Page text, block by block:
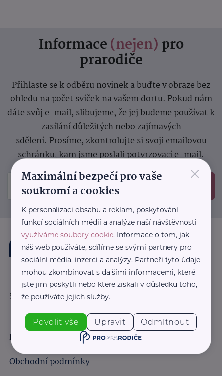
Informace (nejen) pro
prarodiče
Přihlaste se k odběru novinek a buďte v obraze bez
ohledu na počet svíček na vašem dortu. Pokud nám
dáte svůj e-mail, slibujeme, že jej budeme používat k
zasílání důležitých nebo zajímavých
sdělení. Prosíme, zkontrolujte si svoji emailovou
schránku, kam jsme poslali potvrzovací e-mail.
Sledujte nás:
Důležité odkazy
Obchodní podmínky
×
Maximální bezpečí pro vaše
soukromí a cookies
K personalizaci obsahu a reklam, poskytování
funkcí sociálních médií a analýze naší návštěvnosti
využíváme soubory cookie. Informace o tom, jak
náš web používáte, sdílíme se svými partnery pro
sociální média, inzerci a analýzy. Partneři tyto údaje
mohou zkombinovat s dalšími informacemi, které
jste jim poskytli nebo které získali v důsledku toho,
že používáte jejich služby.
Povolit vše Upravit Odmítnout